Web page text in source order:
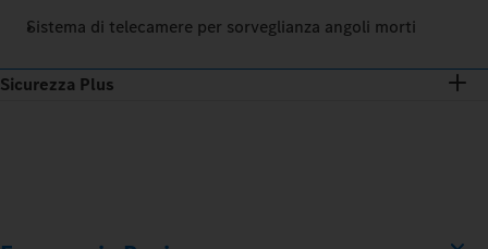
Sistema di telecamere per sorveglianza angoli morti
Sicurezza Plus